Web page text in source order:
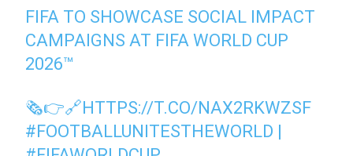
FIFA TO SHOWCASE SOCIAL IMPACT
CAMPAIGNS AT FIFA WORLD CUP
2026™
🗞️👉🔗 HTTPS://T.CO/NAX2RKWZSF
#FOOTBALLUNITESTHEWORLD